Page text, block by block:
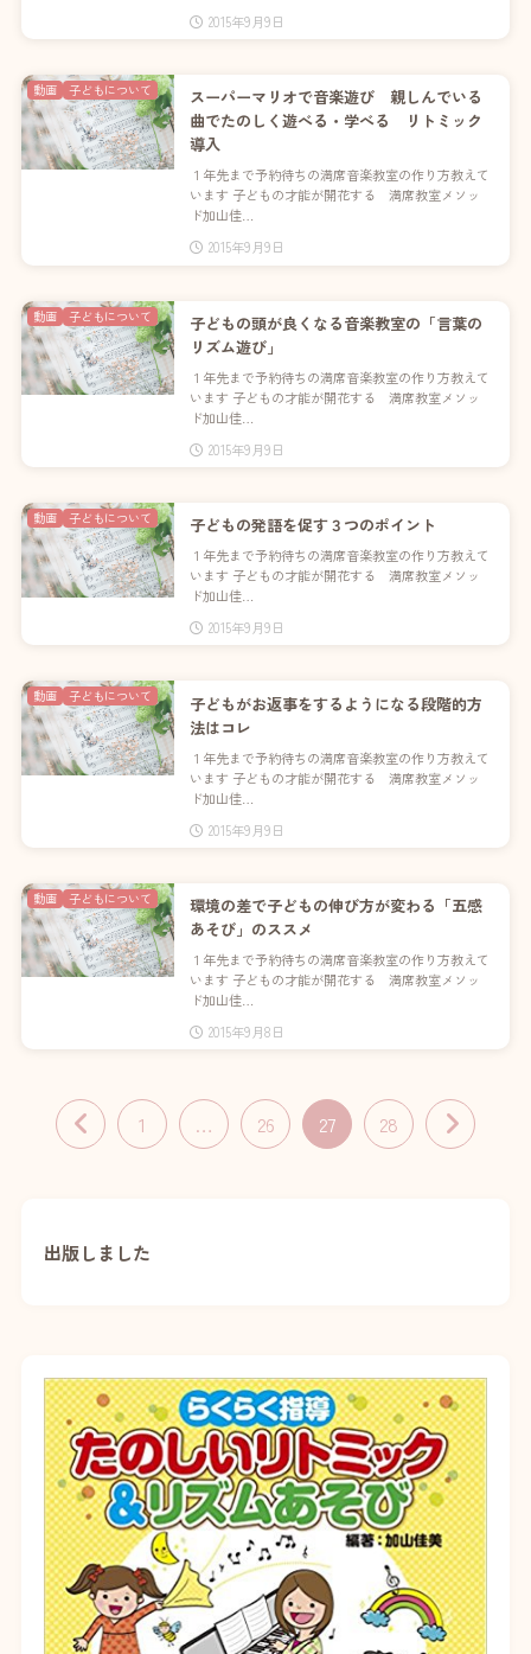
2015年9月9日
スーパーマリオで音楽遊び 親しんでいる
曲でたのしく遊べる・学べる リトミック
導入
１年先まで予約待ちの満席音楽教室の作り方教えて
います 子どもの才能が開花する 満席教室メソッ
ド加山佳…
2015年9月9日
動画 子どもについて
子どもの頭が良くなる音楽教室の「言葉の
リズム遊び」
１年先まで予約待ちの満席音楽教室の作り方教えて
います 子どもの才能が開花する 満席教室メソッ
ド加山佳…
2015年9月9日
動画 子どもについて
子どもの発語を促す３つのポイント
１年先まで予約待ちの満席音楽教室の作り方教えて
います 子どもの才能が開花する 満席教室メソッ
ド加山佳…
2015年9月9日
動画 子どもについて
子どもがお返事をするようになる段階的方
法はコレ
１年先まで予約待ちの満席音楽教室の作り方教えて
います 子どもの才能が開花する 満席教室メソッ
ド加山佳…
2015年9月9日
動画 子どもについて
環境の差で子どもの伸び方が変わる「五感
あそび」のススメ
１年先まで予約待ちの満席音楽教室の作り方教えて
います 子どもの才能が開花する 満席教室メソッ
ド加山佳…
2015年9月8日
動画 子どもについて
1 … 26 27 28
出版しました